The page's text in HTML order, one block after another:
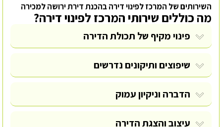
השירותים של המרכז לפינוי דירה בהכנת דירת ירושה למכירה
מה כוללים שירותי המרכז לפינוי דירה?
פינוי מקיף של תכולת הדירה
שיפוצים ותיקונים נדרשים
הדברה וניקיון עמוק
עיצוב והצגת הדירה